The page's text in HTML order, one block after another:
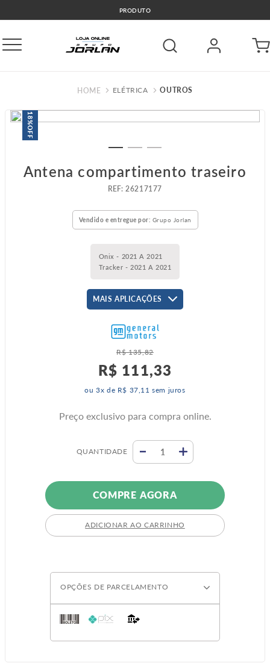
🚛COMPRE E RETIRE GRÁTIS GO
ELÉTRICA OUTROS
18%
OFF
Antena compartimento traseiro
:26217177
Vendido e entregue por: Grupo Jorlan
Onix - 2021 A 2021
Tracker - 2021 A 2021
MAIS APLICAÇÕES
R$ 135,82
R$ 111,33
ou3x de R$ 37 11 sem juros
Preço exclusivo para compra online.
QUANTIDADE
COMPRE AGORA
ADICIONAR AO CARRINHO
OPÇÕES DE PARCELAMENTO